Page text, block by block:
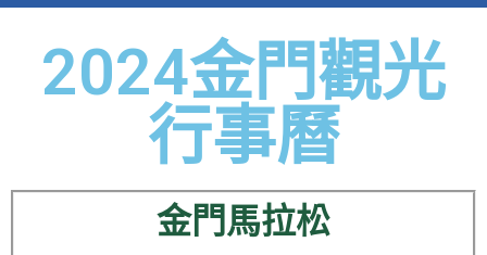
2024金門觀光
行事曆
金門馬拉松